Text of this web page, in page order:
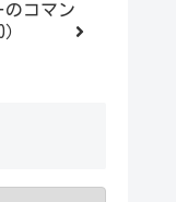
のコマン